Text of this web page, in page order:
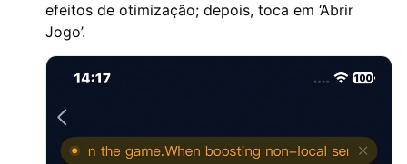
efeitos de otimização; depois, toca em ‘Abrir
Jogo’.